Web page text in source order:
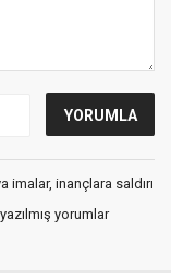
inançlara saldırı
yorumlar